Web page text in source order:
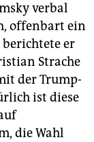
verbal
offenbart ein
berichtete er
Strache
der Trump-
ist diese
die Wahl